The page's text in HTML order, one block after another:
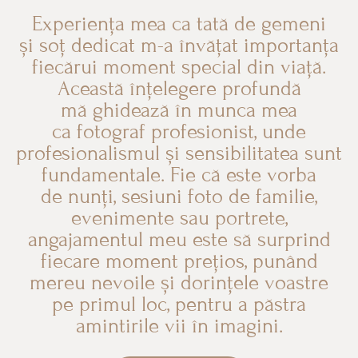
Experiența mea ca tată de gemeni
și soț dedicat m-a învățat importanța
fiecărui moment special din viață.
Această înțelegere profundă
mă ghidează în munca mea
ca fotograf profesionist, unde
profesionalismul și sensibilitatea sunt
fundamentale. Fie că este vorba
de nunți, sesiuni foto de familie,
evenimente sau portrete,
angajamentul meu este să surprind
fiecare moment prețios, punând
mereu nevoile și dorințele voastre
pe primul loc, pentru a păstra
amintirile vii în imagini.